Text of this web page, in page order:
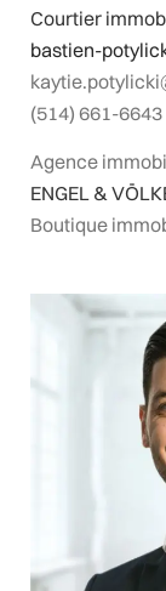
Courtier
bastien-
(514) 661-6643
Agence
ENGEL &
Boutique